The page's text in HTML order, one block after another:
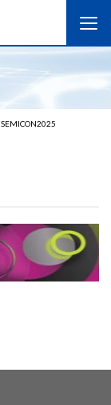
SEMICON2025